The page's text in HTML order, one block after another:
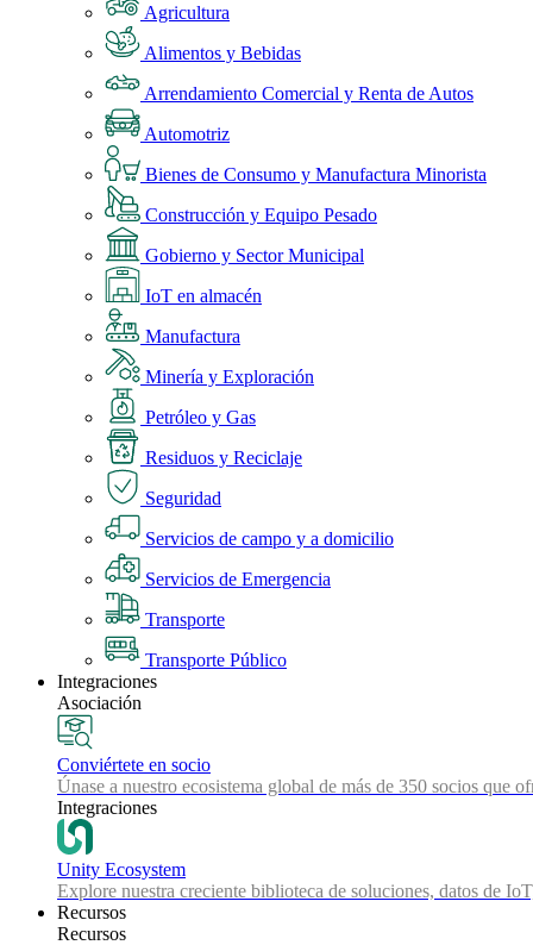
Agricultura
Alimentos y Bebidas
Arrendamiento Comercial y Renta de Autos
Automotriz
Bienes de Consumo y Manufactura Minorista
Construcción y Equipo Pesado
Gobierno y Sector Municipal
IoT en almacén
Manufactura
Minería y Exploración
Petróleo y Gas
Residuos y Reciclaje
Seguridad
Servicios de campo y a domicilio
Servicios de Emergencia
Transporte
Transporte Público
Integraciones
Asociación
Conviértete en socio
Únase a nuestro ecosistema global de más de 350 socios que
Integraciones
Unity Ecosystem
Explore nuestra creciente biblioteca de soluciones, datos de
Recursos
Recursos